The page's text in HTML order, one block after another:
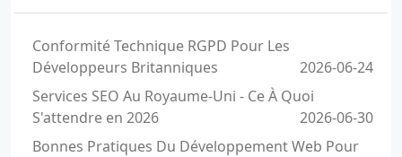
Conformité Technique RGPD Pour Les
Développeurs Britanniques
2026-06-24
Services SEO Au Royaume-Uni - Ce À Quoi
S'attendre en 2026
2026-06-30
Bonnes Pratiques Du Développement Web Pour